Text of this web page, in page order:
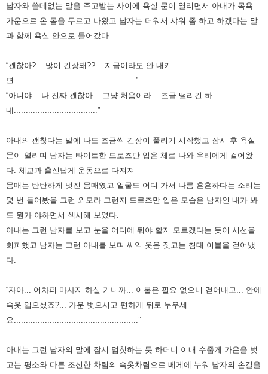
남자와 쓸데없는 말을 주고받는 사이에 욕실 문이 열리면서 아내가 목욕
가운으로 온 몸을 두르고 나왔고 남자는 더워서 샤워 좀 하고 하겠다는 말
과 함께 욕실 안으로 들어갔다.
“괜찮아?... 많이 긴장돼??... 지금이라도 안 내키
면...................................................”
“아니야... 나 진짜 괜찮아... 그냥 처음이라... 조금 떨리긴 하
네...................................”
아내의 괜찮다는 말에 나도 조금씩 긴장이 풀리기 시작했고 잠시 후 욕실
문이 열리며 남자는 타이트한 드로즈만 입은 체로 나와 우리에게 걸어왔
다. 체교과 출신답게 운동으로 다져져
몸매는 탄탄하게 멋진 몸매였고 얼굴도 어디 가서 나름 훈훈하다는 소리는
몇 번 들어봤을 그런 외모라 그런지 드로즈만 입은 모습은 남자인 내가 봐
도 뭔가 야하면서 섹시해 보였다.
아내는 그런 남자를 보고 눈을 어디에 둬야 할지 모르겠다는 듯이 시선을
회피했고 남자는 그런 아내를 보며 씨익 웃음 짓고는 침대 이불을 걷어냈
다.
“자아... 어차피 마사지 하실 거니까... 이불은 필요 없으니 걷어내고... 안에
속옷 입으셨죠?... 가운 벗으시고 편하게 뒤로 누우세
요....................................................”
아내는 그런 남자의 말에 잠시 멈칫하는 듯 하더니 이내 수줍게 가운을 벗
고는 평소와 다른 조신한 차림의 속옷차림으로 베게에 누워 남자의 손길을